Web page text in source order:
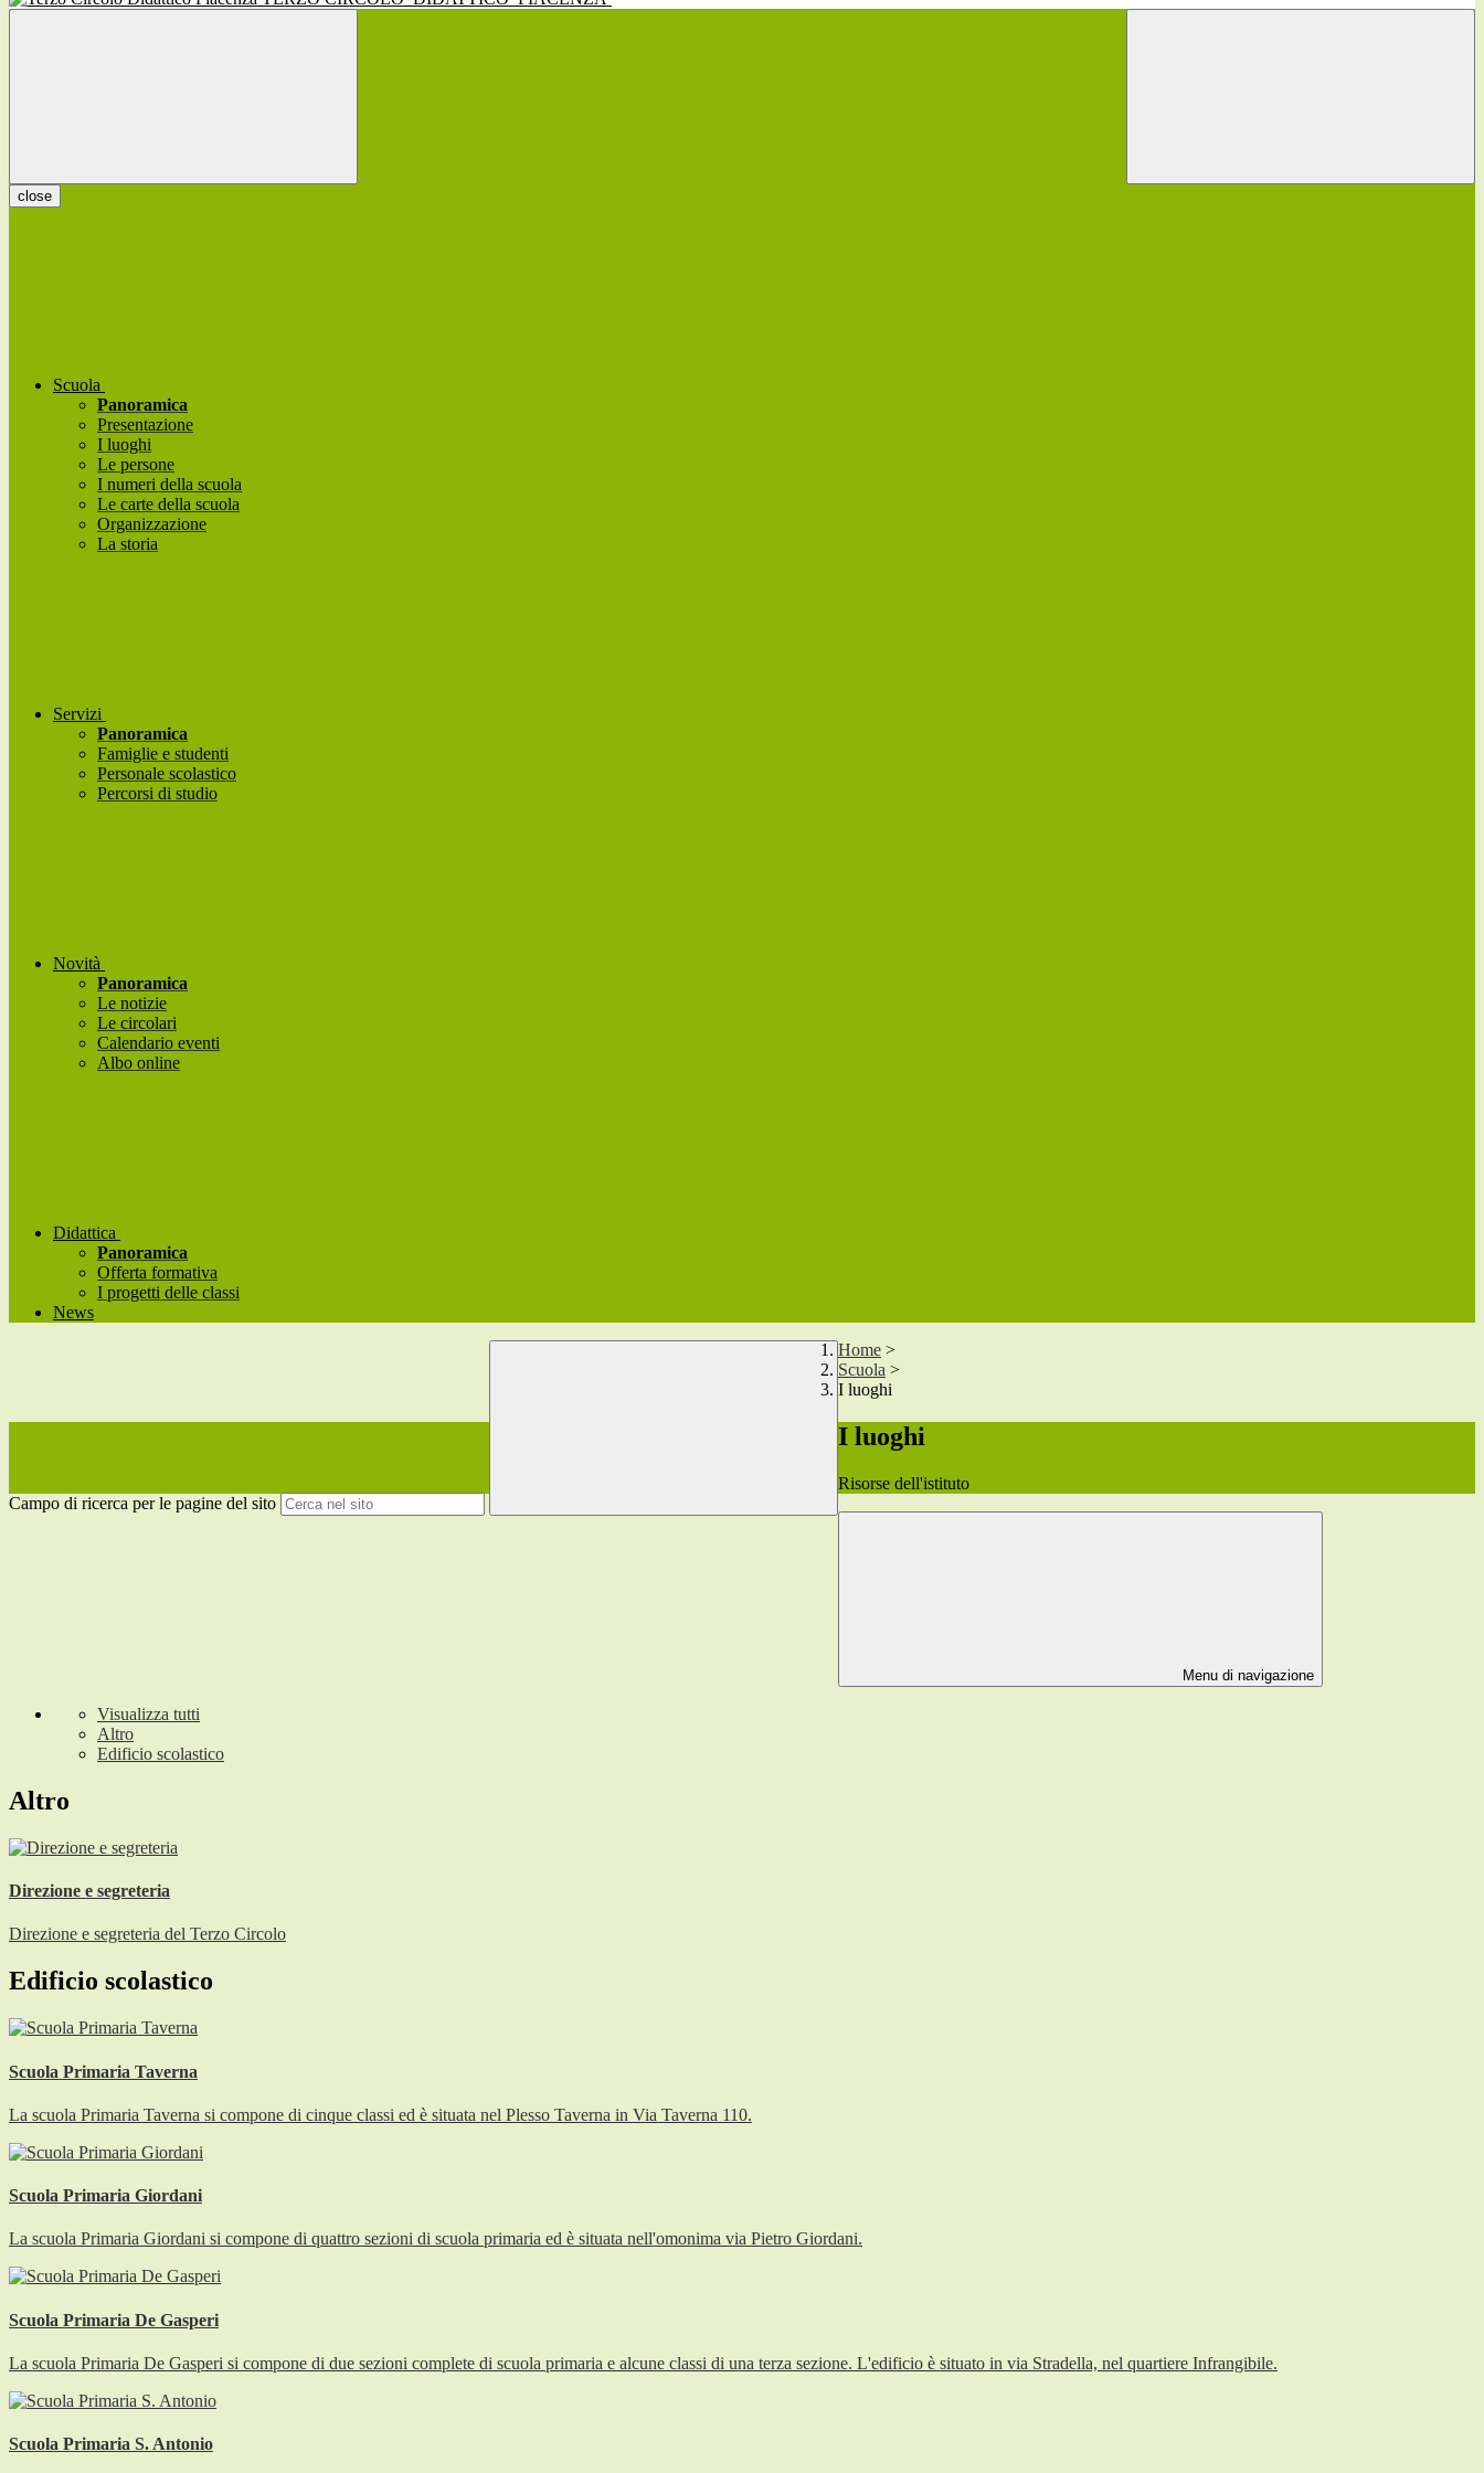
close
Scuola
Panoramica
Presentazione
I luoghi
Le persone
I numeri della scuola
Le carte della scuola
Organizzazione
La storia
Servizi
Panoramica
Famiglie e studenti
Personale scolastico
Percorsi di studio
Novità
Panoramica
Le notizie
Le circolari
Calendario eventi
Albo online
Didattica
Panoramica
Offerta formativa
I progetti delle classi
News
Campo di ricerca per le pagine del sito
Home >
Scuola >
I luoghi
I luoghi
Risorse dell'istituto
Menu di navigazione
Visualizza tutti
Altro
Edificio scolastico
Altro
Direzione e segreteria
Direzione e segreteria del Terzo Circolo
Edificio scolastico
Scuola Primaria Taverna
La scuola Primaria Taverna si compone di cinque classi ed è situata nel Plesso Taverna in Via Taverna 110.
Scuola Primaria Giordani
La scuola Primaria Giordani si compone di quattro sezioni di scuola primaria ed è situata nell'omonima via Pietro Giordani.
Scuola Primaria De Gasperi
La scuola Primaria De Gasperi si compone di due sezioni complete di scuola primaria e alcune classi di una terza sezione. L'edificio è situato in via Stradella, nel quartiere Infrangibile.
Scuola Primaria S. Antonio